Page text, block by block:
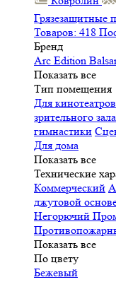
Грязезащитные
Товаров: 418
Бренд
Arc Edition
Показать все
Тип помещения
Для
зрительного зала
гимнастики
Для дома
Показать все
Технические
Коммерческий
джутовой
Негорючий
Показать все
По цвету
Бежевый